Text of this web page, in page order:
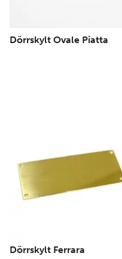
Dörrskylt Ovale Piatta
Dörrskylt Ferrara